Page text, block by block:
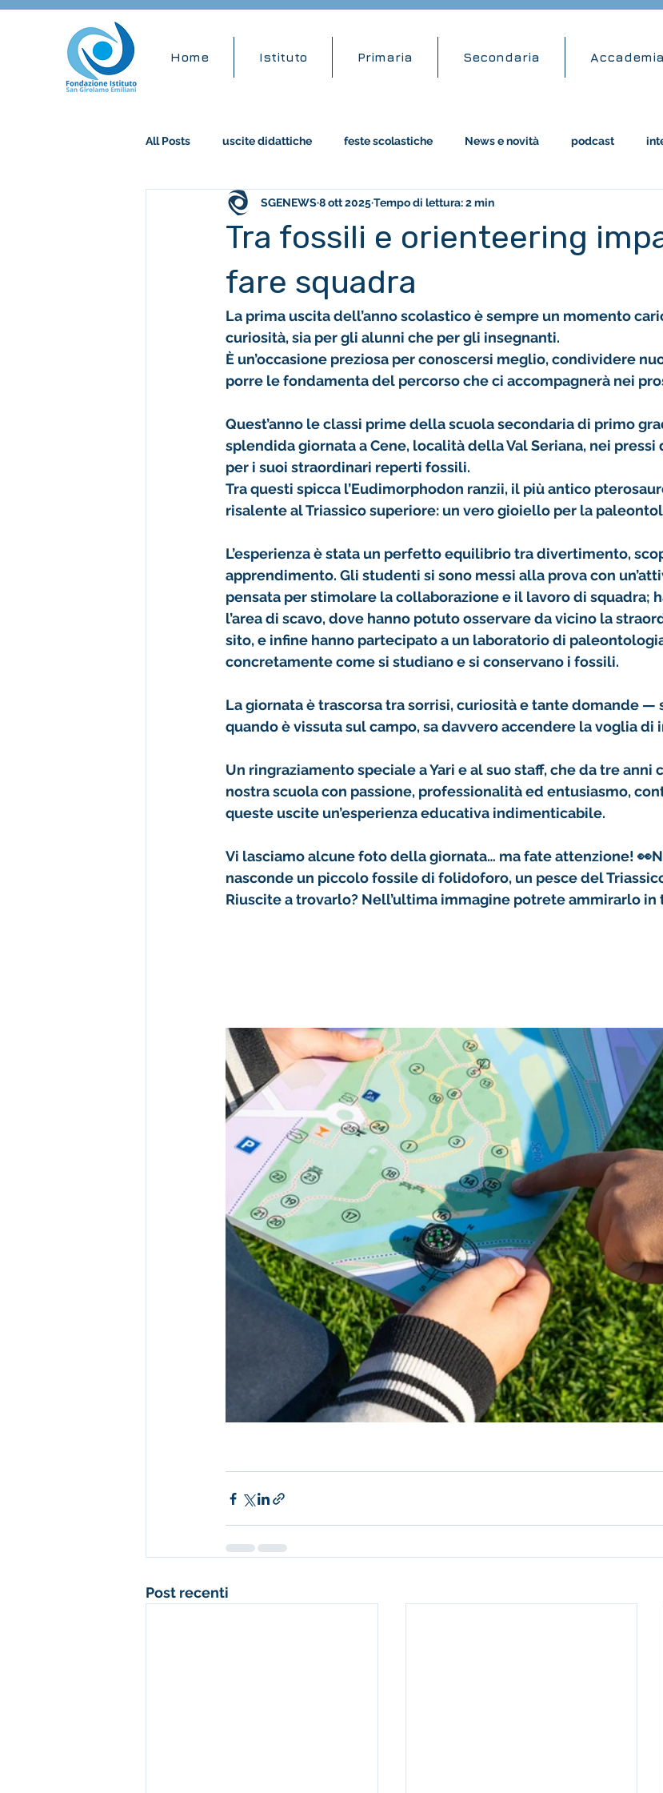
Home Istituto Primaria Secondaria Accademia
All Posts uscite didattiche feste scolastiche News e novità podcast
accademia musicale stem attività didattiche
Tra fossili e orienteering
fare squadra
SGENEWS8 ott 2025Tempo di lettura: 2 min
La prima uscita dell’anno scolastico è sempre un momento
curiosità, sia per gli alunni che per gli insegnanti.
È un’occasione preziosa per conoscersi meglio, condividere
porre le fondamenta del percorso che ci accompagnerà nei
Quest’anno le classi prime della scuola secondaria di primo
splendida giornata a Cene, località della Val Seriana, nei
per i suoi straordinari reperti fossili.
Tra questi spicca l’Eudimorphodon ranzii, il più antico
risalente al Triassico superiore: un vero gioiello per la
L’esperienza è stata un perfetto equilibrio tra divertimento,
apprendimento. Gli studenti si sono messi alla prova con
pensata per stimolare la collaborazione e il lavoro di squadra;
l’area di scavo, dove hanno potuto osservare da vicino la
sito, e infine hanno partecipato a un laboratorio di
concretamente come si studiano e si conservano i fossili.
La giornata è trascorsa tra sorrisi, curiosità e tante domande —
quando è vissuta sul campo, sa davvero accendere la voglia di
Un ringraziamento speciale a Yari e al suo staff, che da tre anni
nostra scuola con passione, professionalità ed entusiasmo,
queste uscite un’esperienza educativa indimenticabile.
Vi lasciamo alcune foto della giornata… ma fate attenzione!
nasconde un piccolo fossile di folidoforo, un pesce del
Riuscite a trovarlo? Nell’ultima immagine potrete ammirarlo in
Post recenti